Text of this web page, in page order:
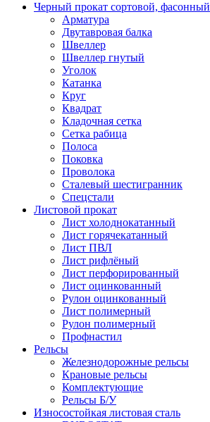
Черный прокат сортовой, фасонный
Арматура
Двутавровая балка
Швеллер
Швеллер гнутый
Уголок
Катанка
Круг
Квадрат
Кладочная сетка
Сетка рабица
Полоса
Поковка
Проволока
Сталевый шестигранник
Спецстали
Листовой прокат
Лист холоднокатанный
Лист горячекатанный
Лист ПВЛ
Лист рифлёный
Лист перфорированный
Лист оцинкованный
Рулон оцинкованный
Лист полимерный
Рулон полимерный
Профнастил
Рельсы
Железнодорожные рельсы
Крановые рельсы
Комплектующие
Рельсы Б/У
Износостойкая листовая сталь